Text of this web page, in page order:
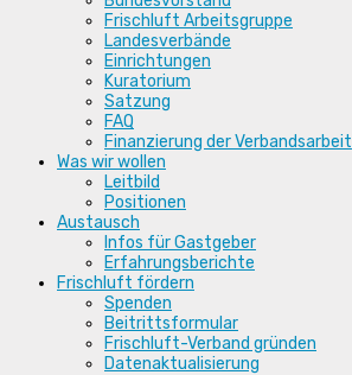
Frischluft Arbeitsgruppe
Landesverbände
Einrichtungen
Kuratorium
Satzung
FAQ
Finanzierung der Verbandsarbeit
Was wir wollen
Leitbild
Positionen
Austausch
Infos für Gastgeber
Erfahrungsberichte
Frischluft fördern
Spenden
Beitrittsformular
Frischluft-Verband gründen
Datenaktualisierung